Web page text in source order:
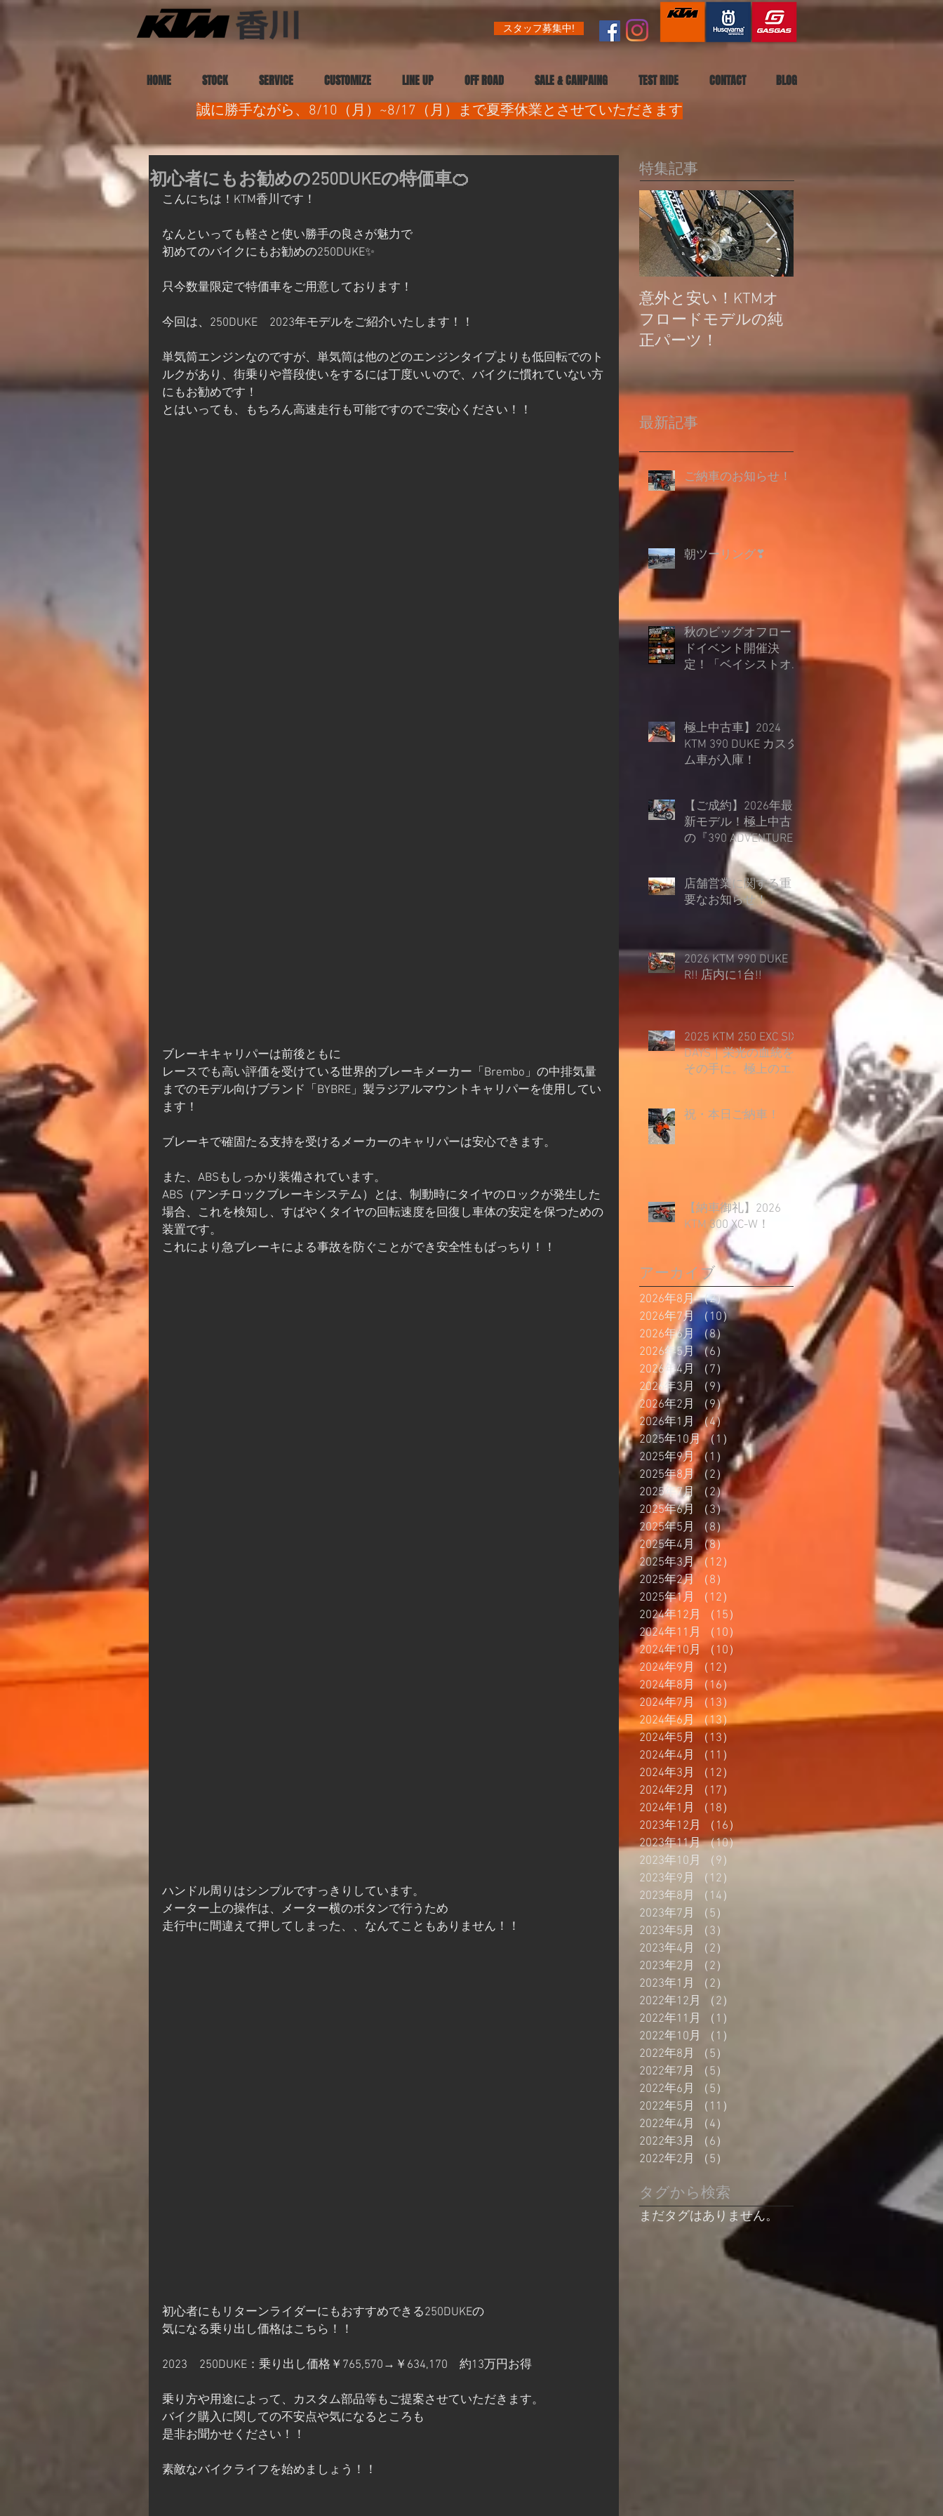
スタッフ募集中!
HOME STOCK SERVICE CUSTOMIZE LINE UP OFF ROAD SALE & CANPAING TEST RIDE CONTACT BLOG
誠に勝手ながら、8/10（月）~8/17（月）まで夏季休業とさせていただきます
初心者にもお勧めの250DUKEの特価車🍊
こんにちは！KTM香川です！
なんといっても軽さと使い勝手の良さが魅力で
初めてのバイクにもお勧めの250DUKE✨
只今数量限定で特価車をご用意しております！
今回は、250DUKE　2023年モデルをご紹介いたします！！
単気筒エンジンなのですが、単気筒は他のどのエンジンタイプよりも低回転でのト
ルクがあり、街乗りや普段使いをするには丁度いいので、バイクに慣れていない方
にもお勧めです！
とはいっても、もちろん高速走行も可能ですのでご安心ください！！
ブレーキキャリパーは前後ともに
レースでも高い評価を受けている世界的ブレーキメーカー「Brembo」の中排気量
までのモデル向けブランド「BYBRE」製ラジアルマウントキャリパーを使用してい
ます！
ブレーキで確固たる支持を受けるメーカーのキャリパーは安心できます。
また、ABSもしっかり装備されています。
ABS（アンチロックブレーキシステム）とは、制動時にタイヤのロックが発生した
場合、これを検知し、すばやくタイヤの回転速度を回復し車体の安定を保つための
装置です。
これにより急ブレーキによる事故を防ぐことができ安全性もばっちり！！
ハンドル周りはシンプルですっきりしています。
メーター上の操作は、メーター横のボタンで行うため
走行中に間違えて押してしまった、、なんてこともありません！！
初心者にもリターンライダーにもおすすめできる250DUKEの
気になる乗り出し価格はこちら！！
2023　250DUKE：乗り出し価格￥765,570→￥634,170　​約13万円お得
乗り方や用途によって、カスタム部品等もご提案させていただきます。
バイク購入に関しての不安点や気になるところも
是非お聞かせください！！
素敵なバイクライフを始めましょう！！
特集記事
意外と安い！KTMオ
フロードモデルの純
正パーツ！
最新記事
ご納車のお知らせ！
朝ツーリング❣
秋のビッグオフロー
ドイベント開催決
定！「ベイシストオ
極上中古車】2024
KTM 390 DUKE カスタ
ム車が入庫！
【ご成約】2026年最
新モデル！極上中古
の『390 ADVENTURE
R』を45mmローダウ
ン仕様でご納車！
店舗営業に関する重
要なお知らせ！
2026 KTM 990 DUKE
R!! 店内に1台!!
2025 KTM 250 EXC SIX
DAYS｜栄光の血統を
その手に。極上のエ
祝・本日ご納車！
【納車御礼】2026
KTM 300 XC-W！
アーカイブ
2026年8月 （2）2件の記事
2026年7月
（10）10件の記事
2026年6月 （8）
8件の記事
2026年5月 （6）
2026年4月
（7）
2026年3月
（9） 9件の記事
2026年2月
（9） 9件の記事
2026年1月 （4）
4件の記事
2025年10月 （1）
1件の記事
2025年9月 （1）
1件の記事
2025年8月
（2）2件の記事
2025年7月 （2）2件の記事
2025年6月
（3） 3件の記事
2025年5月
（8）8件の記事
2025年4月 （8）
2025年3月 （12）
2025年2月
（8）
2025年1月
（12）
2024年12月
（15）
2024年11月
（10）
2024年10月
（10）
2024年9月
（12）
2024年8月
（16）
16件の記事
2024年7月
（13）
13件の記事
2024年6月
（13）13件の記事
2024年5月
（13）
2024年4月
（11）
2024年3月
（12）
2024年2月
（17）
2024年1月
（18）
2023年12月
（16）
2023年11月 （10）10件の記事
2023年10月
（9）
2023年9月
（12）
2023年8月
（14）
2023年7月
（5）
2023年5月
（3）
2023年4月
（2）
2023年2月
（2）
2023年1月
（2）
2022年12月
（2）
2022年11月
（1）
2022年10月
（1）
2022年8月
（5）
2022年7月
（5）
2022年6月
（5）
2022年5月
（11）
2022年4月
（4）
2022年3月
（6）
2022年2月
（5）
タグから検索
まだタグはありません。